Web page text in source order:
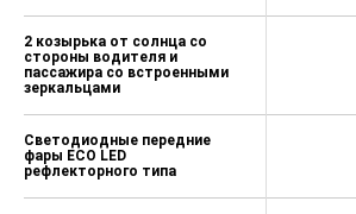
2 козырька от солнца со
стороны водителя и
пассажира со встроенными
зеркальцами
Светодиодные передние
фары ECO LED
рефлекторного типа